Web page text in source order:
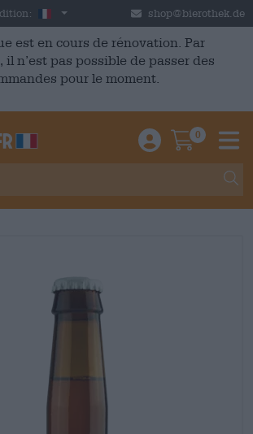
France shop@bierothek.de
est en cours de rénovation. Par
il n’est pas possible de passer des
pour le moment.
Einloggen /
0